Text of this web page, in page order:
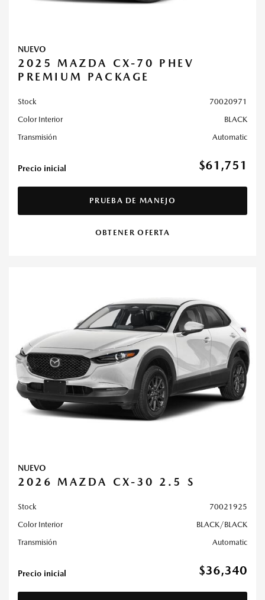
NUEVO
2025 MAZDA CX-70 PHEV
PREMIUM PACKAGE
Stock
70020971
Color Interior
BLACK
Transmisión
Automatic
Precio inicial $61,751
PRUEBA DE MANEJO
OBTENER OFERTA
NUEVO
2026 MAZDA CX-30 2.5 S
Stock
70021925
Color Interior
BLACK/BLACK
Transmisión
Automatic
Precio inicial $36,340